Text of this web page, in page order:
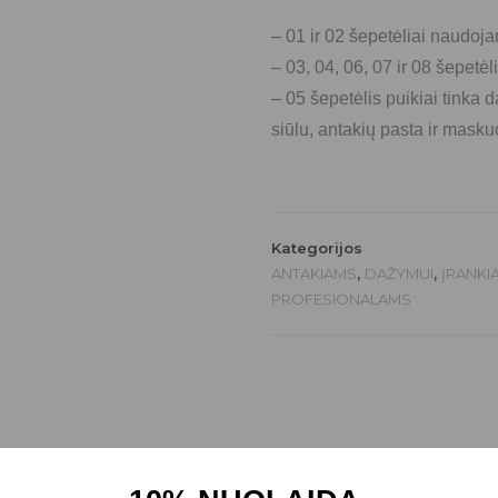
– 01 ir 02 šepetėliai
– 03, 04, 06, 07 ir 08
– 05 šepetėlis puikiai tinka
siūlu, antakių pasta ir
Kategorijos
ANTAKIAMS, DAŽYMUI,
PROFESIONALAMS